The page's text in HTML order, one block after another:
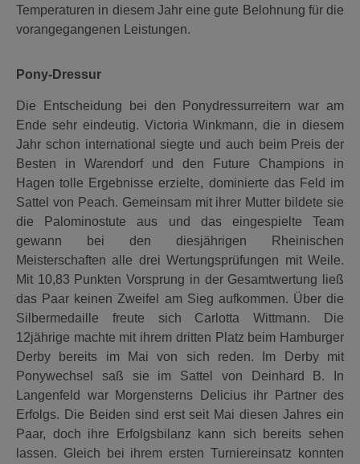
Temperaturen in diesem Jahr eine gute Belohnung für die
vorangegangenen Leistungen.
Pony-Dressur
Die Entscheidung bei den Ponydressurreitern war am
Ende sehr eindeutig. Victoria Winkmann, die in diesem
Jahr schon international siegte und auch beim Preis der
Besten in Warendorf und den Future Champions in
Hagen tolle Ergebnisse erzielte, dominierte das Feld im
Sattel von Peach. Gemeinsam mit ihrer Mutter bildete sie
die Palominostute aus und das eingespielte Team
gewann bei den diesjährigen Rheinischen
Meisterschaften alle drei Wertungsprüfungen mit Weile.
Mit 10,83 Punkten Vorsprung in der Gesamtwertung ließ
das Paar keinen Zweifel am Sieg aufkommen. Über die
Silbermedaille freute sich Carlotta Wittmann. Die
12jährige machte mit ihrem dritten Platz beim Hamburger
Derby bereits im Mai von sich reden. Im Derby mit
Ponywechsel saß sie im Sattel von Deinhard B. In
Langenfeld war Morgensterns Delicius ihr Partner des
Erfolgs. Die Beiden sind erst seit Mai diesen Jahres ein
Paar, doch ihre Erfolgsbilanz kann sich bereits sehen
lassen. Gleich bei ihrem ersten Turniereinsatz konnten